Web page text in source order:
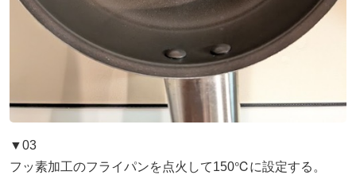
▼03
フッ素加工のフライパンを点火して150℃に設定する。